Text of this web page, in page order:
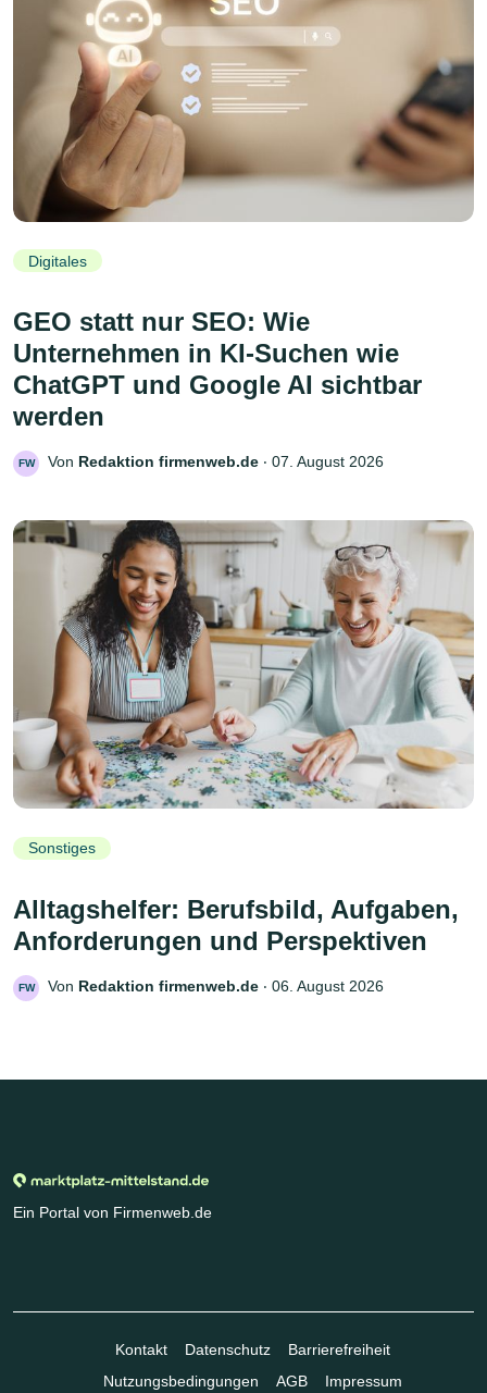
Digitales
GEO statt nur SEO: Wie
Unternehmen in KI-Suchen wie
ChatGPT und Google AI sichtbar
werden
FW Von Redaktion firmenweb.de ‧ 07. August 2026
Sonstiges
Alltagshelfer: Berufsbild, Aufgaben,
Anforderungen und Perspektiven
FW Von Redaktion firmenweb.de ‧ 06. August 2026
Ein Portal von Firmenweb.de
Kontakt Datenschutz
Barrierefreiheit
Nutzungsbedingungen
AGB Impressum